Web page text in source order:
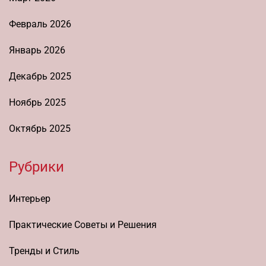
Февраль 2026
Январь 2026
Декабрь 2025
Ноябрь 2025
Октябрь 2025
Рубрики
Интерьер
Практические Советы и Решения
Тренды и Стиль